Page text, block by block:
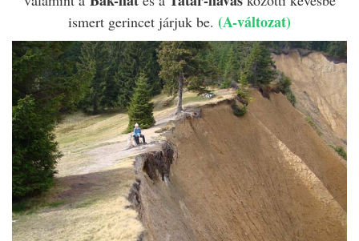
ismert gerincet járjuk be. (A-változat)